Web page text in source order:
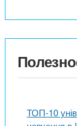
ТОП-10